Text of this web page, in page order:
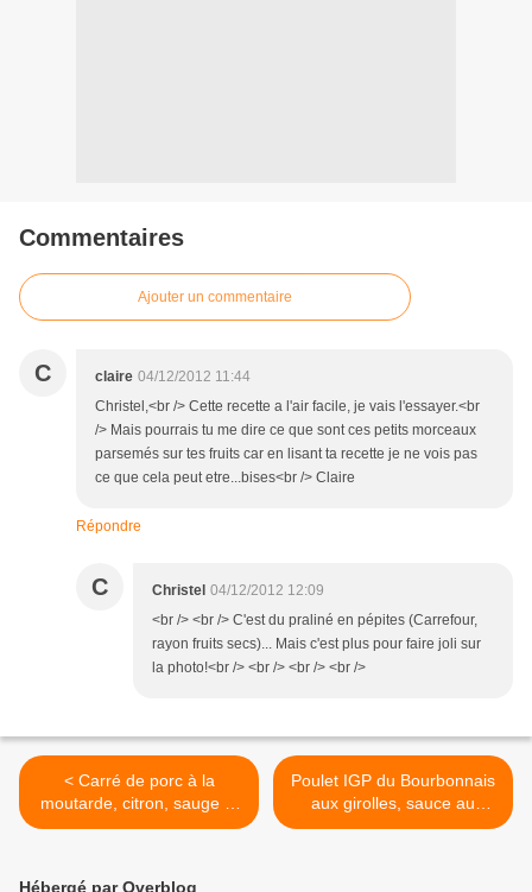
Commentaires
Ajouter un commentaire
C claire 04/12/2012 11:44
Christel,<br /> Cette recette a l'air facile, je vais l'essayer.<br
/> Mais pourrais tu me dire ce que sont ces petits morceaux
parsemés sur tes fruits car en lisant ta recette je ne vois pas
ce que cela peut etre...bises<br /> Claire
Répondre
C Christel 04/12/2012 12:09
<br /> <br /> C'est du praliné en pépites (Carrefour,
rayon fruits secs)... Mais c'est plus pour faire joli sur
la photo!<br /> <br /> <br /> <br />
< Carré de porc à la
moutarde, citron, sauge et
thym
Poulet IGP du Bourbonnais
aux girolles, sauce au
Riesling: pour le menu de
Hébergé par Overblog